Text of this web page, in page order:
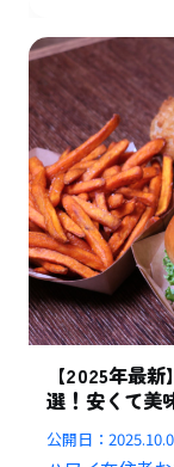
【2025年最
選！安くて美
公開日：